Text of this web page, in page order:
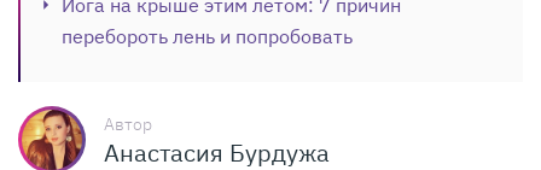
Йога на крыше этим летом: 7 причин
перебороть лень и попробовать
Автор
Анастасия Бурдужа